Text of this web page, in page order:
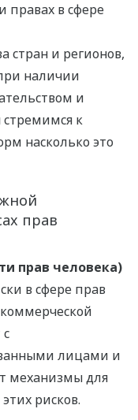
правах в сфере
стран и регионов,
наличии
и
к
насколько это
прав
прав человека)
в сфере прав
лицами и
механизмы для
рисков.